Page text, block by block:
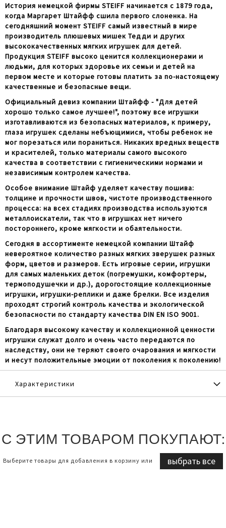
История немецкой фирмы STEIFF начинается с 1879 года,
когда Маргарет Штайфф сшила первого слоненка. На
сегодняшний момент STEIFF самый известный в мире
производитель плюшевых мишек Тедди и других
высококачественных мягких игрушек для детей.
Продукция STEIFF высоко ценится коллекционерами и
людьми, для которых здоровье их семьи и детей на
первом месте и которые готовы платить за по-настоящему
качественные и безопасные вещи.
Официальный девиз компании Штайфф - "Для детей
хорошо только самое лучшее!", поэтому все игрушки
изготавливаются из безопасных материалов, к примеру,
глаза игрушек сделаны небъющимися, чтобы ребенок не
мог порезаться или пораниться. Никаких вредных веществ
и красителей, только материалы самого высокого
качества в соответствии с гигиеническими нормами и
независимым контролем качества.
Особое внимание Штайф уделяет качеству пошива:
толщине и прочности швов, чистоте производственного
процесса: на всех стадиях производства используются
металлоискатели, так что в игрушках нет ничего
постороннего, кроме мягкости и обаятельности.
Сегодня в ассортименте немецкой компании Штайф
невероятное количество разных мягких зверушек разных
форм, цветов и размеров. Есть игровые серии, игрушки
для самых маленьких деток (погремушки, комфортеры,
термоподушечки и др.), дорогостоящие коллекционные
игрушки, игрушки-реплики и даже брелки. Все изделия
проходят строгий контроль качества и экологической
безопасности по стандарту качества DIN EN ISO 9001.
Благодаря высокому качеству и коллекционной ценности
игрушки служат долго и очень часто передаются по
наследству, они не теряют своего очарования и мягкости
и несут положительные эмоции от поколения к поколению!
Характеристики
С ЭТИМ ТОВАРОМ ПОКУПАЮТ:
Выберите товары для добавления в корзину или выбрать все